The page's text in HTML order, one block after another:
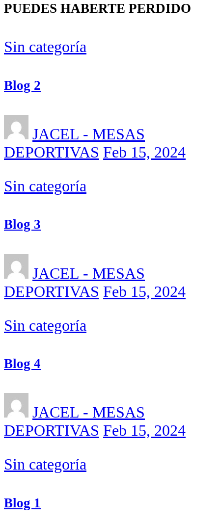
PUEDES HABERTE PERDIDO
Sin categoría
Blog 2
JACEL - MESAS
DEPORTIVAS Feb 15, 2024
Sin categoría
Blog 3
JACEL - MESAS
DEPORTIVAS Feb 15, 2024
Sin categoría
Blog 4
JACEL - MESAS
DEPORTIVAS Feb 15, 2024
Sin categoría
Blog 1